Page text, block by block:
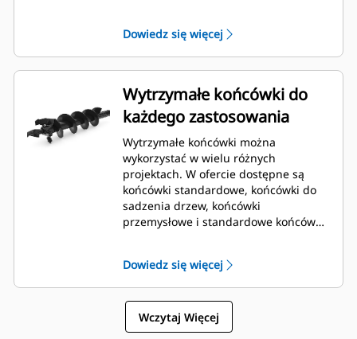
roboczych.
Świder ziemny A41 jest
wyposażony w dwukierunkowy
gerotorowy silnik hydrauliczny z
regulacją prędkości obrotowej,
zamocowany do umieszczonej
przekładni planetarnej w celu
zapewnienia optymalnej prędkości
obrotowej wiertła i optymalnego
wyjściowego momentu
obrotowego w zakresie od
umiarkowanych do dużych
obciążeń roboczych.
wyposażony w dwukierunkowy
zamocowany do przekładni
planetarnej w celu zapewnienia
Dowiedz się więcej
Wytrzymałe końcówki do
każdego zastosowania
Wytrzymałe końcówki można
wykorzystać w wielu różnych
projektach. W ofercie dostępne są
końcówki standardowe, końcówki do
sadzenia drzew, końcówki
przemysłowe i standardowe końcówki
zastosowaniach oraz warunkach
terenowych.
Dowiedz się więcej
Wczytaj Więcej